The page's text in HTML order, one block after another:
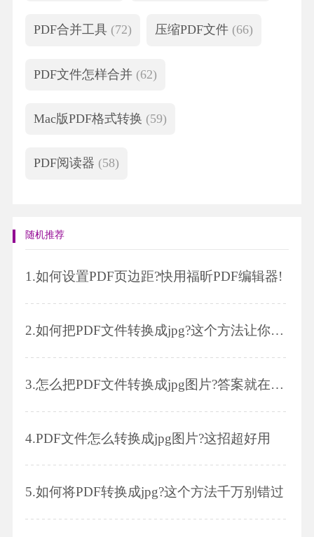
PDF合并工具 (72) 压缩PDF文件 (66)
PDF文件怎样合并 (62)
Mac版PDF格式转换 (59)
PDF阅读器 (58)
随机推荐
1.如何设置PDF页边距?快用福昕PDF编辑器!
2.如何把PDF文件转换成jpg?这个方法让你轻松搞定
3.怎么把PDF文件转换成jpg图片?答案就在这里
4.PDF文件怎么转换成jpg图片?这招超好用
5.如何将PDF转换成jpg?这个方法千万别错过